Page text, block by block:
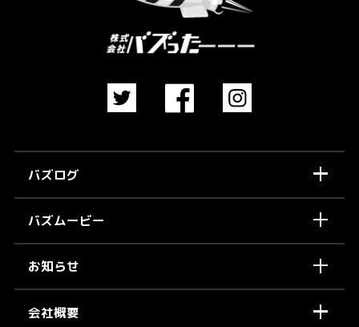
バズログ
バズムービー
お知らせ
会社概要